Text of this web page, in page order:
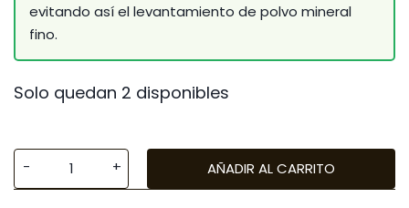
evitando así el levantamiento de polvo mineral
fino.
Solo quedan 2 disponibles
AÑADIR AL CARRITO